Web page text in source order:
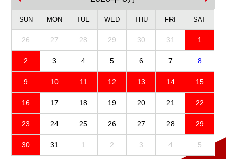
SUN MON TUE WED THU FRI SAT
26 27 28 29 30 31 1
2 3 4 5 6 7 8
9 10 11 12 13 14 15
16 17 18 19 20 21 22
23 24 25 26 27 28 29
30 31 1 2 3 4 5